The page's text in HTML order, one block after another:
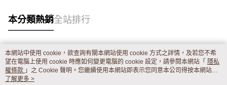
本分類熱銷全站排行
熱門標籤
本網站中使用 cookie，欲查詢有關本網站使用 cookie 方式之詳情，及若您不希
望在電腦上使用 cookie 時應如何變更電腦的 cookie 設定，請參閱本網站「 隱私
權條款 」之 Cookie 聲明。您繼續使用本網站即表示您同意本公司得按本網站使
用條款之 Cookie 聲明使用 cookie。
了解更多 >